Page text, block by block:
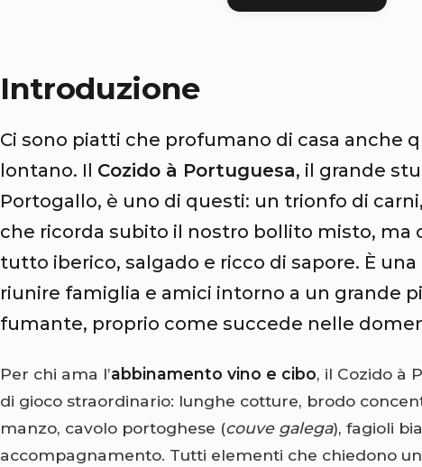
Introduzione
Ci sono piatti che profumano di casa anche
lontano. Il Cozido à Portuguesa, il grande
Portogallo, è uno di questi: un trionfo di
che ricorda subito il nostro bollito misto, ma
tutto iberico, salgado e ricco di sapore. È
riunire famiglia e amici intorno a un grande
fumante, proprio come succede nelle
Per chi ama l’abbinamento vino e cibo, il Cozido à
di gioco straordinario: lunghe cotture, brodo
manzo, cavolo portoghese (couve galega), fagioli
accompagnamento. Tutti elementi che chiedono